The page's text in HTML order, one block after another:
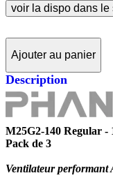
voir la dispo dans le
Ajouter au panier
Description
M25G2-140 Regular -
Pack de 3
Ventilateur performant